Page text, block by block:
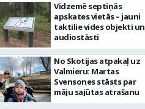
Vidzemē septiņās
apskates vietās – jauni
taktilie vides objekti un
audiostāsti
No Skotijas atpakaļ uz
Valmieru: Martas
Svensones stāsts par
māju sajūtas atrašanu